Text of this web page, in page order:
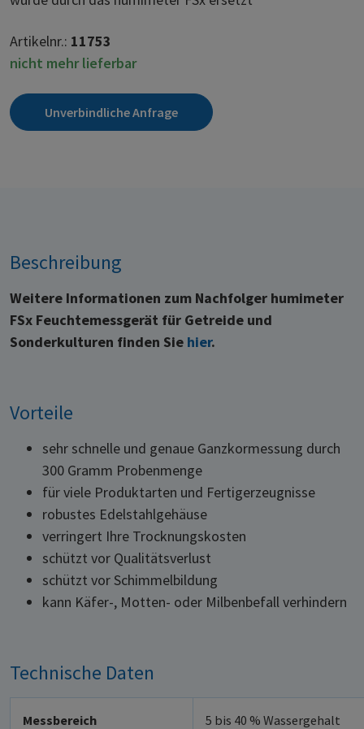
Artikelnr.: 11753
nicht mehr lieferbar
Unverbindliche Anfrage
Beschreibung
Weitere Informationen zum Nachfolger humimeter
FSx Feuchtemessgerät für Getreide und
Sonderkulturen finden Sie hier.
Vorteile
sehr schnelle und genaue Ganzkormessung durch
300 Gramm Probenmenge
für viele Produktarten und Fertigerzeugnisse
robustes Edelstahlgehäuse
verringert Ihre Trocknungskosten
schützt vor Qualitätsverlust
schützt vor Schimmelbildung
kann Käfer-, Motten- oder Milbenbefall verhindern
Technische Daten
Messbereich
5 bis 40 % Wassergehalt